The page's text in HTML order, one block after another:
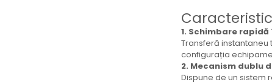
1. Schimbare
Transferă
configurația
2. Mecanism dublu
Dispune de un